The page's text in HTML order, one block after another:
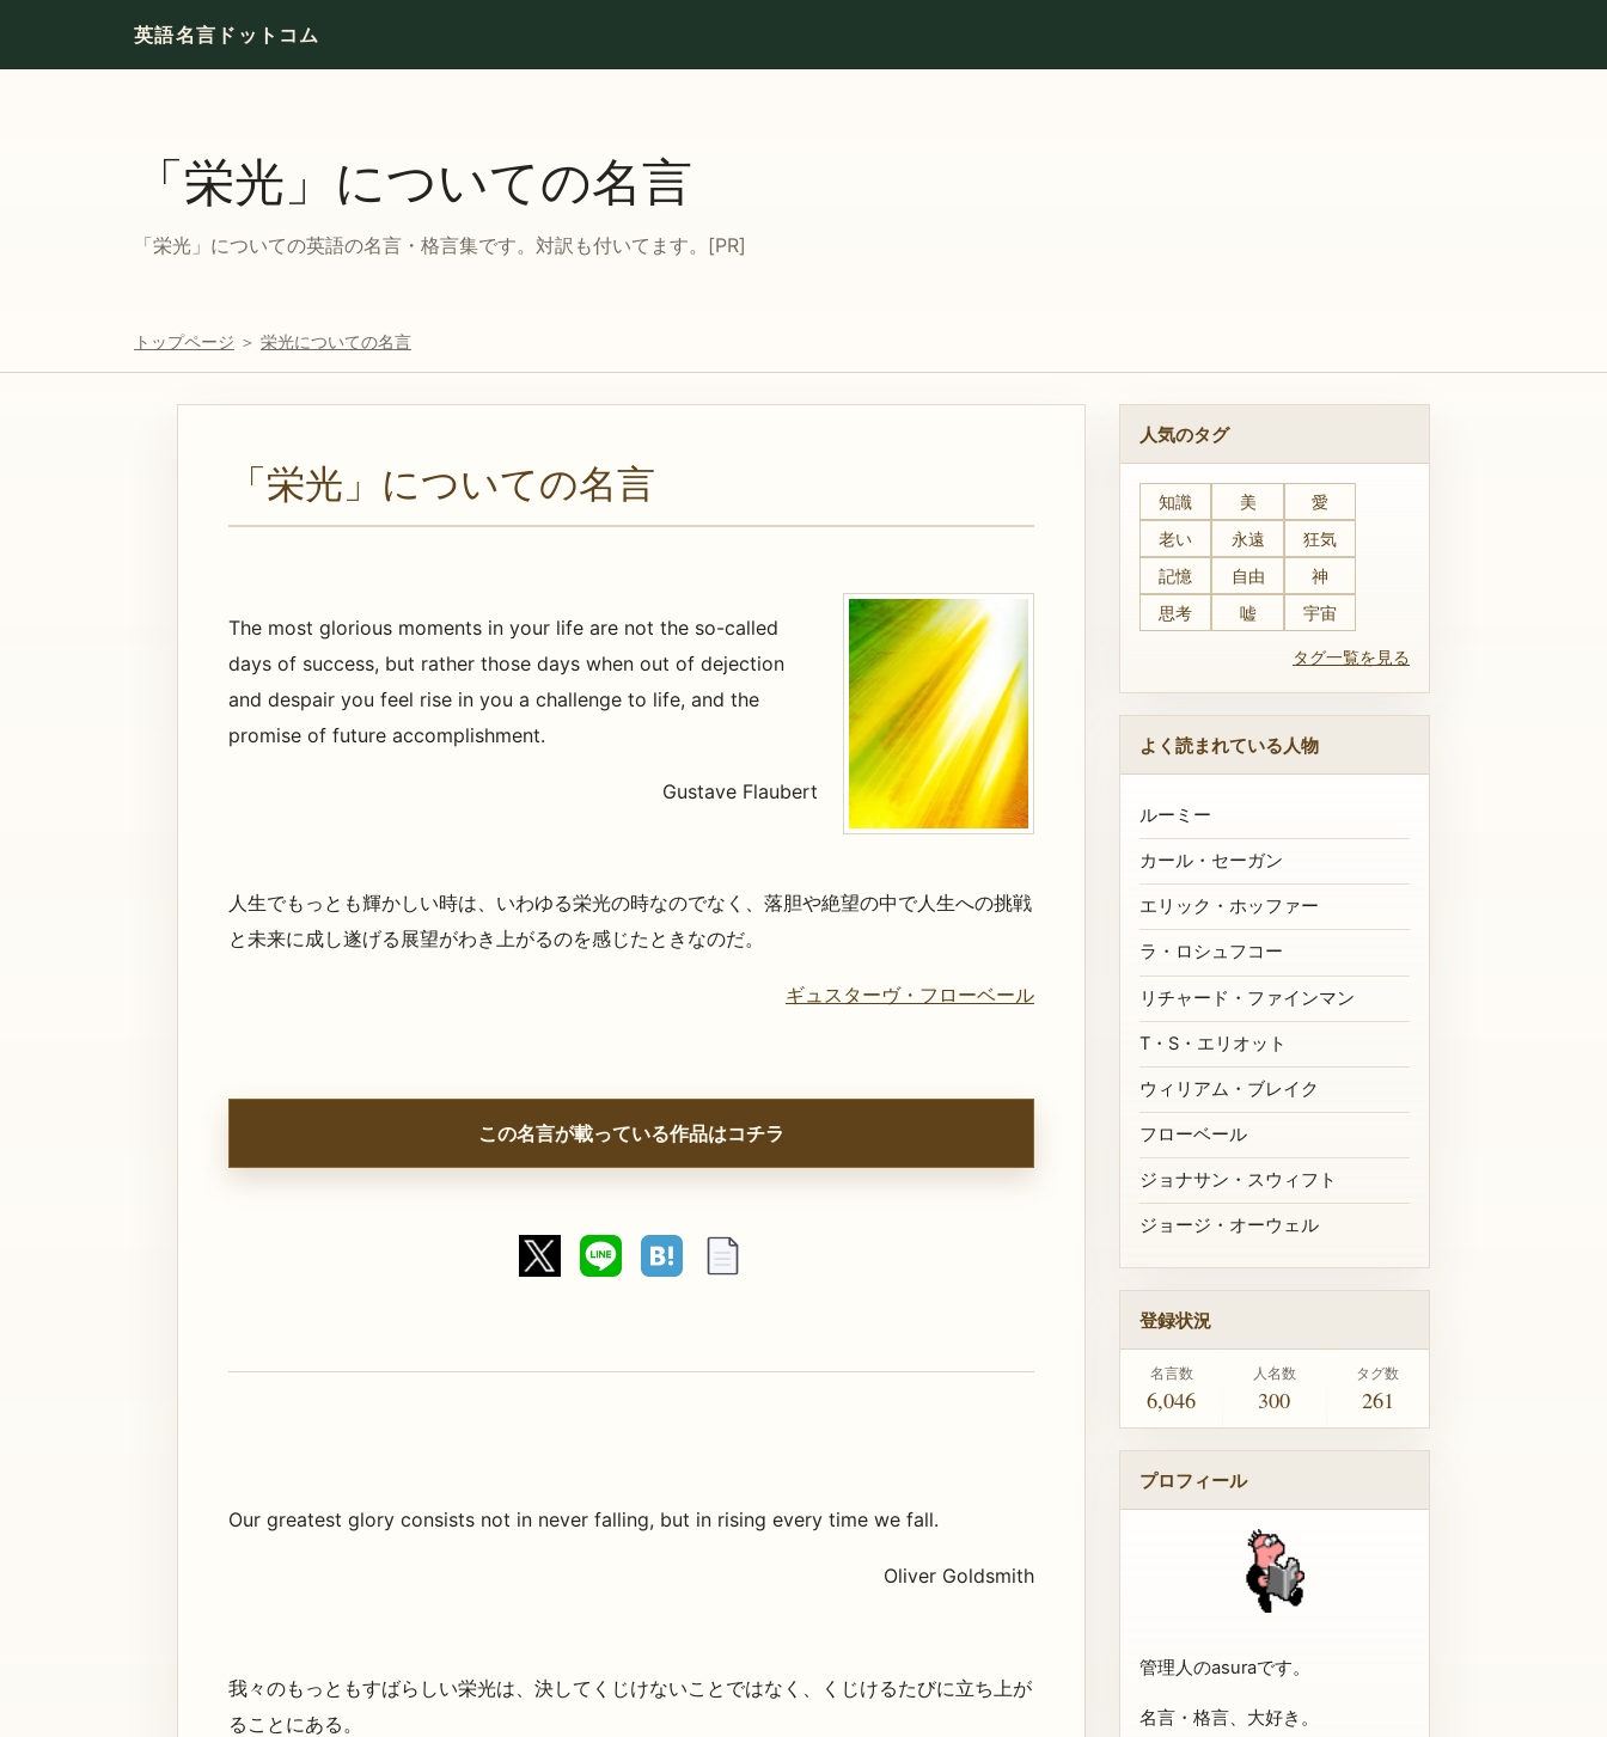
英語名言ドットコム
「栄光」についての名言
「栄光」についての英語の名言・格言集です。対訳も付いてます。[PR]
トップページ ＞ 栄光についての名言
「栄光」についての名言
The most glorious moments in your life are not the so-called
days of success, but rather those days when out of dejection
and despair you feel rise in you a challenge to life, and the
promise of future accomplishment.
Gustave Flaubert
人生でもっとも輝かしい時は、いわゆる栄光の時なのでなく、落胆や絶望の中で人生への挑戦
と未来に成し遂げる展望がわき上がるのを感じたときなのだ。
ギュスターヴ・フローベール
この名言が載っている作品はコチラ
Our greatest glory consists not in never falling, but in rising every time we fall.
Oliver Goldsmith
我々のもっともすばらしい栄光は、決してくじけないことではなく、くじけるたびに立ち上が
ることにある。
人気のタグ
知識 美
愛
老い
永遠
狂気
記憶
自由
神
思考
嘘 宇宙
タグ一覧を見る
よく読まれている人物
ルーミー
カール・セーガン
エリック・ホッファー
ラ・ロシュフコー
リチャード・ファインマン
T・S・エリオット
ウィリアム・ブレイク
フローベール
ジョナサン・スウィフト
ジョージ・オーウェル
登録状況
名言数
6,046
人名数
300
タグ数
261
プロフィール
管理人のasuraです。
名言・格言、大好き。